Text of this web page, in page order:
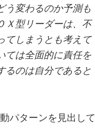
う変わるのか予測も
Ｘ型リーダーは、不
てしまうとも考えて
ては全面的に責任を
るのは自分であると
パターンを見出して